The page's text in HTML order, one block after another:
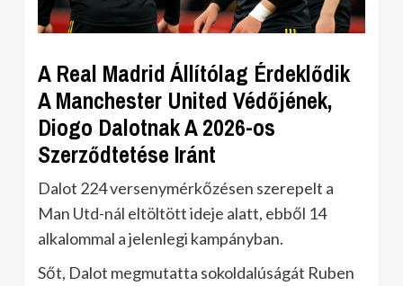
A Real Madrid Állítólag Érdeklődik
A Manchester United Védőjének,
Diogo Dalotnak A 2026-os
Szerződtetése Iránt
Dalot 224 versenymérkőzésen szerepelt a
Man Utd-nál eltöltött ideje alatt, ebből 14
alkalommal a jelenlegi kampányban.
Sőt, Dalot megmutatta sokoldalúságát Ruben